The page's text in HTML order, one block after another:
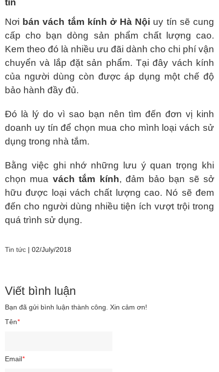
tín
Nơi bán vách tắm kính ở Hà Nội uy tín sẽ cung
cấp cho bạn dòng sản phẩm chất lượng cao.
Kem theo đó là nhiều ưu đãi dành cho chi phí vận
chuyển và lắp đặt sản phẩm. Tại đây vách kính
của người dùng còn được áp dụng một chế độ
bảo hành đầy đủ.
Đó là lý do vì sao bạn nên tìm đến đơn vị kinh
doanh uy tín để chọn mua cho mình loại vách sử
dụng trong nhà tắm.
Bằng việc ghi nhớ những lưu ý quan trọng khi
chọn mua vách tắm kính, đảm bảo bạn sẽ sở
hữu được loại vách chất lượng cao. Nó sẽ đem
đến cho người dùng nhiều tiện ích vượt trội trong
quá trình sử dụng.
Tin tức | 02/July/2018
Viết bình luận
Bạn đã gửi bình luận thành công. Xin cảm ơn!
Tên*
Email*